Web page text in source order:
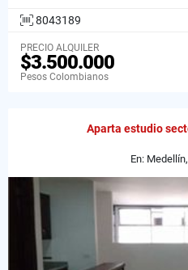
8043189
PRECIO ALQUILER
$3.500.000
Pesos Colombianos
Aparta estudio
En: